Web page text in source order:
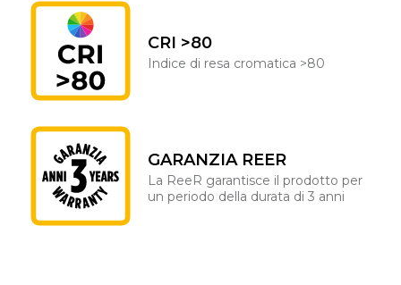
CRI >80
Indice di resa cromatica >80
GARANZIA REER
La ReeR garantisce il prodotto per
un periodo della durata di 3 anni